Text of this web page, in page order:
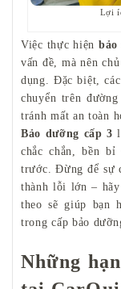
Lợi
Việc thực hiện bảo
vấn đề, mà nên
dụng. Đặc biệt,
chuyển trên
tránh mất an toàn
Bảo dưỡng cấp 3
chắc chắn, bền
trước. Đừng để sự
thành lỗi lớn –
theo sẽ giúp bạn
trong cấp bảo
Những